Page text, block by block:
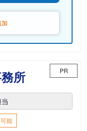
加
所 PR
能